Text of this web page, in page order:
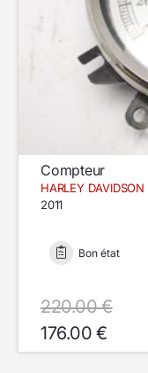
Compteur
HARLEY
2011
Bon état
220.00 €
176.00 €